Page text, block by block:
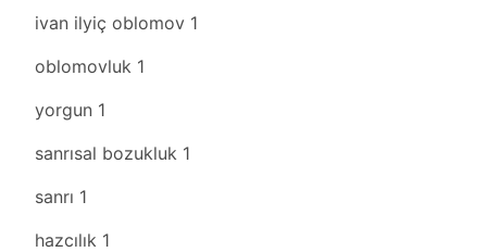
ivan ilyiç oblomov 1
oblomovluk 1
yorgun 1
sanrısal bozukluk 1
sanrı 1
hazcılık 1